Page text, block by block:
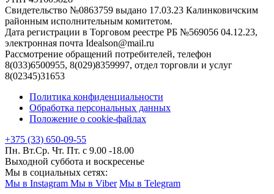
Свидетельство №0863759 выдано 17.03.23 Калинковичским
районным исполнительным комитетом.
Дата регистрации в Торговом реестре РБ №569056 04.12.23,
электронная почта Idealson@mail.ru
Рассмотрение обращений потребителей, телефон
8(033)6500955, 8(029)8359997, отдел торговли и услуг
8(02345)31653
Политика конфиденциальности
Обработка персональных данных
Положение о cookie-файлах
+375 (33) 650-09-55
Пн. Вт.Ср. Чт. Пт. с 9.00 -18.00
Выходной суббота и воскресенье
Мы в социальных сетях:
Мы в Instagram Мы в Viber Мы в Telegram